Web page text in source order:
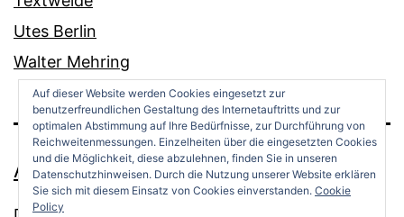
Utes Berlin
Walter Mehring
ANDREAS OPPERMANN
Auf dieser Website werden Cookies eingesetzt zur
benutzerfreundlichen Gestaltung des Internetauftritts und zur
optimalen Abstimmung auf Ihre Bedürfnisse, zur Durchführung von
Reichweitenmessungen. Einzelheiten über die eingesetzten Cookies
und die Möglichkeit, diese abzulehnen, finden Sie in unseren
Datenschutzhinweisen. Durch die Nutzung unserer Website erklären
Sie sich mit diesem Einsatz von Cookies einverstanden. Cookie
Policy